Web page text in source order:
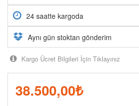
24 saatte kargoda
Aynı gün stoktan gönderim
Kargo Ücret Bilgileri İçin Tıklayınız
38.500,00₺